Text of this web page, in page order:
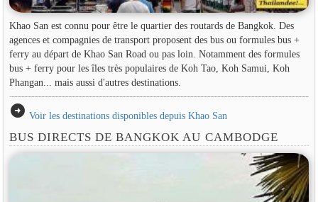
Khao San est connu pour être le quartier des routards de Bangkok. Des
agences et compagnies de transport proposent des bus ou formules bus +
ferry au départ de Khao San Road ou pas loin. Notamment des formules
bus + ferry pour les îles très populaires de Koh Tao, Koh Samui, Koh
Phangan... mais aussi d'autres destinations.
arrow_circle_right Voir les destinations disponibles depuis Khao San
BUS DIRECTS DE BANGKOK AU CAMBODGE